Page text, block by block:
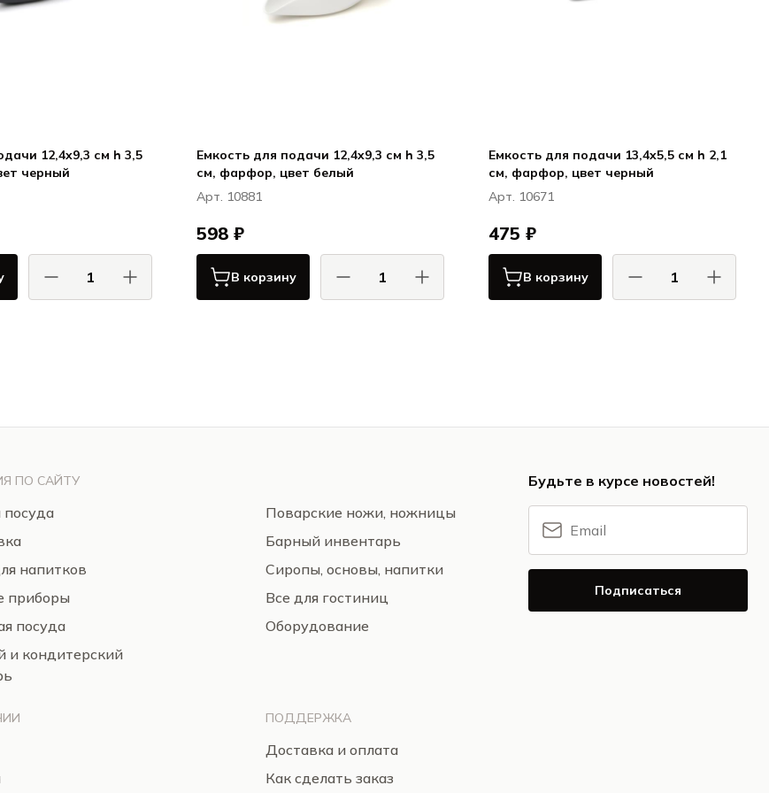
12,4x9,3 см h 3,5
см, фарфор, цвет черный
Емкость для подачи 12,4x9,3 см h 3,5
см, фарфор, цвет белый
Арт. 10881
598 ₽
В корзину
Емкость для подачи 13,4x5,5 см h 2,1
см, фарфор, цвет черный
Арт. 10671
475 ₽
В корзину
ПО САЙТУ
посуда
напитков
приборы
посуда
и кондитерский
Поварские ножи, ножницы
Барный инвентарь
Сиропы, основы, напитки
Все для гостиниц
Оборудование
ПОДДЕРЖКА
Доставка и оплата
Как сделать заказ
Будьте в курсе новостей!
Подписаться